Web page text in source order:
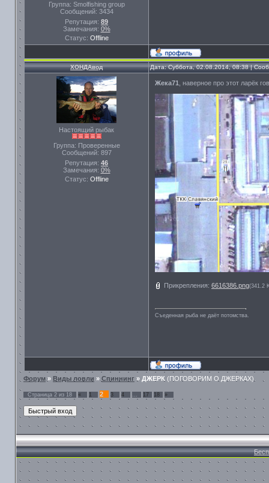
Группа: Smolfishing group
Сообщений: 3434
Репутация: 89
Замечания: 0%
Статус: Offline
ХОНДАвод Дата: Суббота, 02.08.2014, 08:38 |
Настоящий рыбак
Группа: Проверенные
Сообщений: 897
Репутация: 46
Замечания: 0%
Статус: Offline
Жека71 , наверное про этот ларёк
Прикрепления: 6616386.png(341.2
Съеденная рыба не даёт потомства.
Форум » Виды ловли » Спиннинг » ДЖЕРК (ПОГОВОРИМ О ДЖЕРКАХ)
Страница 2 из 18 « 1 2 3 4 … 17 18 »